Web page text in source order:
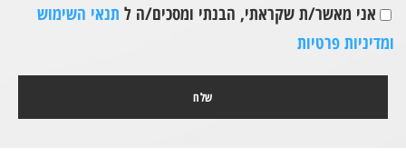
אני מאשר/ת שקראתי, הבנתי ומסכים/ה ל תנאי השימוש
ומדיניות פרטיות